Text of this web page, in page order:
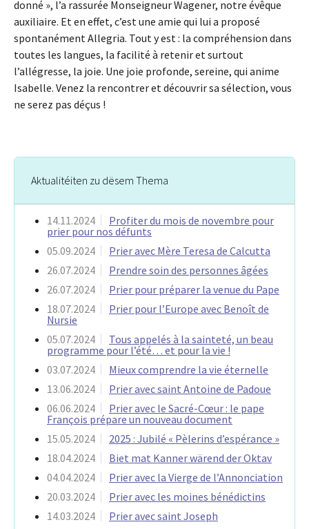
donné », l’a rassurée Monseigneur Wagener, notre évêque
auxiliaire. Et en effet, c’est une amie qui lui a proposé
spontanément Allegria. Tout y est : la compréhension dans
toutes les langues, la facilité à retenir et surtout
l’allégresse, la joie. Une joie profonde, sereine, qui anime
Isabelle. Venez la rencontrer et découvrir sa sélection, vous
ne serez pas déçus !
Aktualitéiten zu dësem Thema
14.11.2024
Profiter du mois de novembre pour
prier pour nos défunts
05.09.2024
Prier avec Mère Teresa de Calcutta
26.07.2024
Prendre soin des personnes âgées
26.07.2024
Prier pour préparer la venue du Pape
18.07.2024
Prier pour l’Europe avec Benoît de
Nursie
05.07.2024
Tous appelés à la sainteté, un beau
programme pour l’été… et pour la vie !
03.07.2024
Mieux comprendre la vie éternelle
13.06.2024
Prier avec saint Antoine de Padoue
06.06.2024
Prier avec le Sacré-Cœur : le pape
François prépare un nouveau document
15.05.2024
2025 : Jubilé « Pèlerins d’espérance »
18.04.2024
Biet mat Kanner wärend der Oktav
04.04.2024
Prier avec la Vierge de l’Annonciation
20.03.2024
Prier avec les moines bénédictins
14.03.2024
Prier avec saint Joseph